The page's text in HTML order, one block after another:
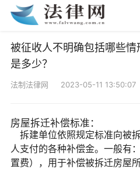
被征收人不明确包括哪些
是多少？
法制法律网 2023-05-11 13:50:07
房屋拆迁补偿标准：
拆建单位依照规定标准向被
人支付的各种补偿金。一般有
置费），用于补偿被拆迁房屋